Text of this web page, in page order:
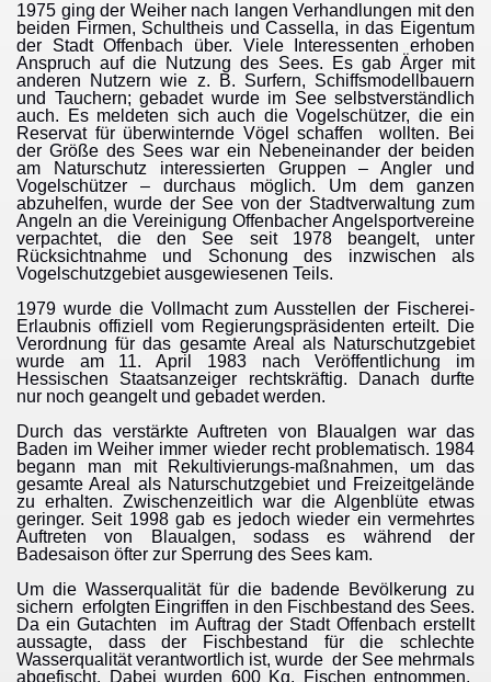
1975 ging der Weiher nach langen Verhandlungen mit den
beiden Firmen, Schultheis und Cassella, in das Eigentum
der Stadt Offenbach über. Viele Interessenten erhoben
Anspruch auf die Nutzung des Sees. Es gab Ärger mit
anderen Nutzern wie z. B. Surfern, Schiffsmodellbauern
und Tauchern; gebadet wurde im See selbstverständlich
auch. Es meldeten sich auch die Vogelschützer, die ein
Reservat für überwinternde Vögel schaffen wollten. Bei
der Größe des Sees war ein Nebeneinander der beiden
am Naturschutz interessierten Gruppen – Angler und
Vogelschützer – durchaus möglich. Um dem ganzen
abzuhelfen, wurde der See von der Stadtverwaltung zum
Angeln an die Vereinigung Offenbacher Angelsportvereine
verpachtet, die den See seit 1978 beangelt, unter
Rücksichtnahme und Schonung des inzwischen als
Vogelschutzgebiet ausgewiesenen Teils.
1979 wurde die Vollmacht zum Ausstellen der Fischerei-
Erlaubnis offiziell vom Regierungspräsidenten erteilt. Die
Verordnung für das gesamte Areal als Naturschutzgebiet
wurde am 11. April 1983 nach Veröffentlichung im
Hessischen Staatsanzeiger rechtskräftig. Danach durfte
nur noch geangelt und gebadet werden.
Durch das verstärkte Auftreten von Blaualgen war das
Baden im Weiher immer wieder recht problematisch. 1984
begann man mit Rekultivierungs-maßnahmen, um das
gesamte Areal als Naturschutzgebiet und Freizeitgelände
zu erhalten. Zwischenzeitlich war die Algenblüte etwas
geringer. Seit 1998 gab es jedoch wieder ein vermehrtes
Auftreten von Blaualgen, sodass es während der
Badesaison öfter zur Sperrung des Sees kam.
Um die Wasserqualität für die badende Bevölkerung zu
sichern erfolgten Eingriffen in den Fischbestand des Sees.
Da ein Gutachten im Auftrag der Stadt Offenbach erstellt
aussagte, dass der Fischbestand für die schlechte
Wasserqualität verantwortlich ist, wurde der See mehrmals
abgefischt. Dabei wurden 600 Kg. Fischen entnommen.